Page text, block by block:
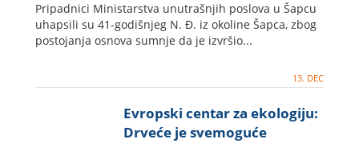
Pripadnici Ministarstva unutrašnjih poslova u Šapcu
uhapsili su 41-godišnjeg N. Đ. iz okoline Šapca, zbog
postojanja osnova sumnje da je izvršio...
13. DEC
Evropski centar za ekologiju:
Drveće je svemoguće